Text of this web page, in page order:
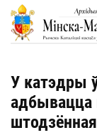
Skip to
У катэдры
адбывацца